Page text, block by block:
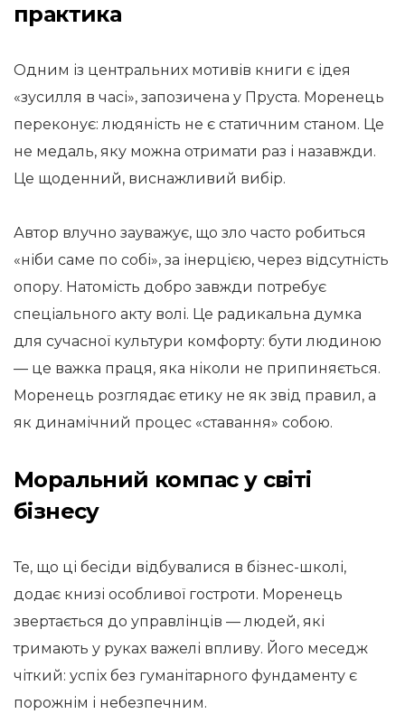
практика
Одним із центральних мотивів книги є ідея
«зусилля в часі», запозичена у Пруста. Моренець
переконує: людяність не є статичним станом. Це
не медаль, яку можна отримати раз і назавжди.
Це щоденний, виснажливий вибір.
Автор влучно зауважує, що зло часто робиться
«ніби саме по собі», за інерцією, через відсутність
опору. Натомість добро завжди потребує
спеціального акту волі. Це радикальна думка
для сучасної культури комфорту: бути людиною
— це важка праця, яка ніколи не припиняється.
Моренець розглядає етику не як звід правил, а
як динамічний процес «ставання» собою.
Моральний компас у світі
бізнесу
Те, що ці бесіди відбувалися в бізнес-школі,
додає книзі особливої гостроти. Моренець
звертається до управлінців — людей, які
тримають у руках важелі впливу. Його меседж
чіткий: успіх без гуманітарного фундаменту є
порожнім і небезпечним.